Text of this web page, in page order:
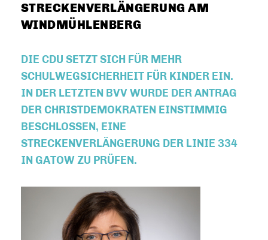
STRECKENVERLÄNGERUNG AM
WINDMÜHLENBERG
DIE CDU SETZT SICH FÜR MEHR
SCHULWEGSICHERHEIT FÜR KINDER EIN.
IN DER LETZTEN BVV WURDE DER ANTRAG
DER CHRISTDEMOKRATEN EINSTIMMIG
BESCHLOSSEN, EINE
STRECKENVERLÄNGERUNG DER LINIE 334
IN GATOW ZU PRÜFEN.